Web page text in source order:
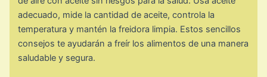
adecuado, mide la cantidad de aceite, controla la
temperatura y mantén la freidora limpia. Estos sencillos
consejos te ayudarán a freír los alimentos de una manera
saludable y segura.